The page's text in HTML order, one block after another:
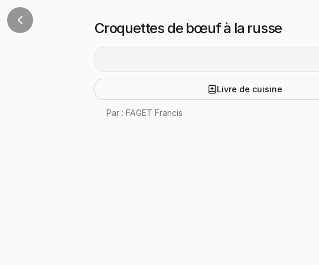
Croquettes de bœuf à la russe
Livre de cuisine
Par : FAGET Francis